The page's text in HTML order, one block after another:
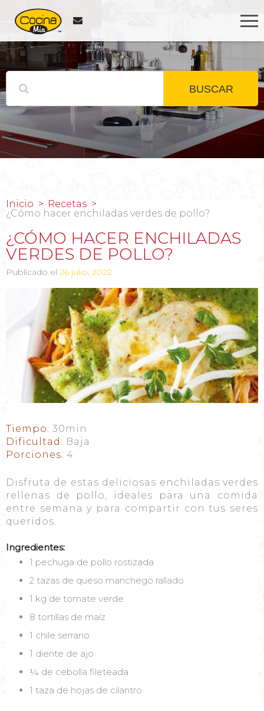
BUSCAR
Inicio
Recetas
¿Cómo hacer enchiladas verdes de pollo?
¿CÓMO HACER ENCHILADAS
VERDES DE POLLO?
Publicado el 26 julio, 2022
Tiempo: 30min
Dificultad: Baja
Porciones: 4
Disfruta de estas deliciosas enchiladas verdes
rellenas de pollo, ideales para una comida
entre semana y para compartir con tus seres
queridos.
Ingredientes:
1 pechuga de pollo rostizada
2 tazas de queso manchego rallado
1 kg de tomate verde
8 tortillas de maíz
1 chile serrano
1 diente de ajo
¼ de cebolla fileteada
1 taza de hojas de cilantro